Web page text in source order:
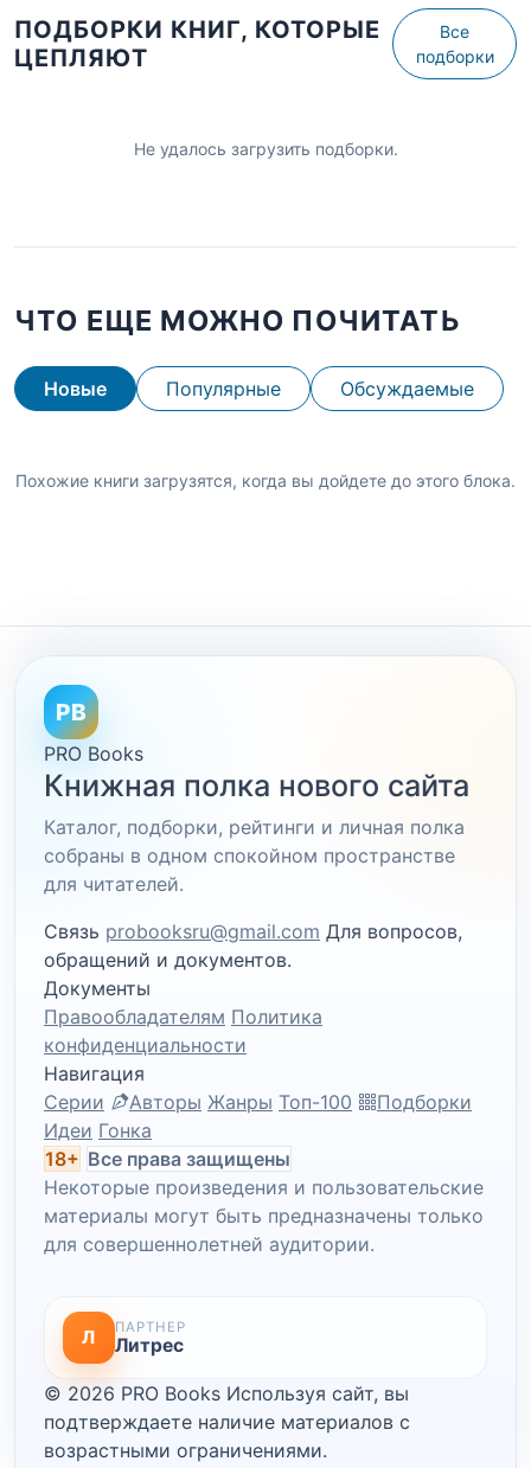
ПОДБОРКИ КНИГ, КОТОРЫЕ
ЦЕПЛЯЮТ
Все
подборки
Не удалось загрузить подборки.
ЧТО ЕЩЕ МОЖНО ПОЧИТАТЬ
Новые Популярные Обсуждаемые
Похожие книги загрузятся, когда вы дойдете до этого блока.
PB
PRO Books
Книжная полка нового сайта
Каталог, подборки, рейтинги и личная полка
собраны в одном спокойном пространстве
для читателей.
Связь probooksru@gmail.com Для вопросов,
обращений и документов.
Документы
Правообладателям Политика
конфиденциальности
Навигация
Серии
Авторы Жанры Топ-100
Подборки
Идеи Гонка
18+ Все права защищены
Некоторые произведения и пользовательские
материалы могут быть предназначены только
для совершеннолетней аудитории.
Л ПАРТНЕР
Литрес
© 2026 PRO Books Используя сайт, вы
подтверждаете наличие материалов с
возрастными ограничениями.